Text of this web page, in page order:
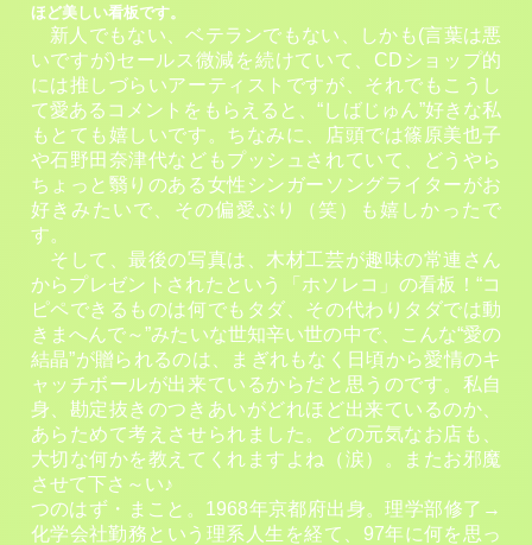
ほど美しい看板です。
新人でもない、ベテランでもない、しかも(言葉は悪
いですが)セールス微減を続けていて、CDショップ的
には推しづらいアーティストですが、それでもこうし
て愛あるコメントをもらえると、“しばじゅん”好きな私
もとても嬉しいです。ちなみに、店頭では篠原美也子
や石野田奈津代などもプッシュされていて、どうやら
ちょっと翳りのある女性シンガーソングライターがお
好きみたいで、その偏愛ぶり（笑）も嬉しかったで
す。
そして、最後の写真は、木材工芸が趣味の常連さん
からプレゼントされたという「ホソレコ」の看板！“コ
ピペできるものは何でもタダ、その代わりタダでは動
きまへんで～”みたいな世知辛い世の中で、こんな“愛の
結晶”が贈られるのは、まぎれもなく日頃から愛情のキ
ャッチボールが出来ているからだと思うのです。私自
身、勘定抜きのつきあいがどれほど出来ているのか、
あらためて考えさせられました。どの元気なお店も、
大切な何かを教えてくれますよね（涙）。またお邪魔
させて下さ～い♪
つのはず・まこと。1968年京都府出身。理学部修了→
化学会社勤務という理系人生を経て、97年に何を思っ